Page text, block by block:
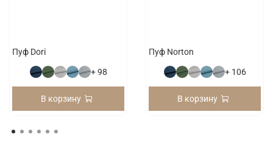
Пуф Dori
+ 98
В корзину
Пуф Norton
+ 106
В корзину